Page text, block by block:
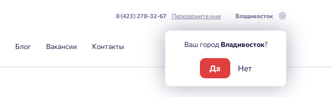
8 (423) 278-32-67 Перезвоните мне Владивосток
Блог Вакансии Контакты Ваш город Владивосток?
Да Нет